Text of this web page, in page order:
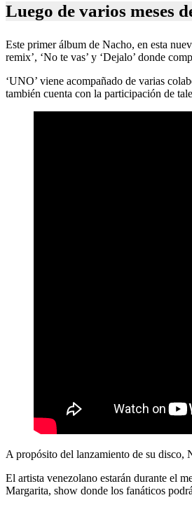
Luego de varios meses
Este primer álbum de Nacho, en esta
remix’, ‘No te vas’ y ‘Dejalo’ donde
‘UNO’ viene acompañado de varias
también cuenta con la participación de
A propósito del lanzamiento de su disco,
El artista venezolano estarán durante el
Margarita, show donde los fanáticos